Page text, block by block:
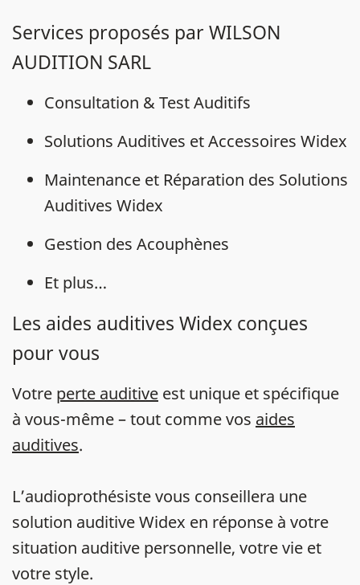
Services proposés par WILSON
AUDITION SARL
Consultation & Test Auditifs
Solutions Auditives et Accessoires Widex
Maintenance et Réparation des Solutions
Auditives Widex
Gestion des Acouphènes
Et plus…
Les aides auditives Widex conçues
pour vous
Votre perte auditive est unique et spécifique
à vous-même – tout comme vos aides
auditives.
L’audioprothésiste vous conseillera une
solution auditive Widex en réponse à votre
situation auditive personnelle, votre vie et
votre style.